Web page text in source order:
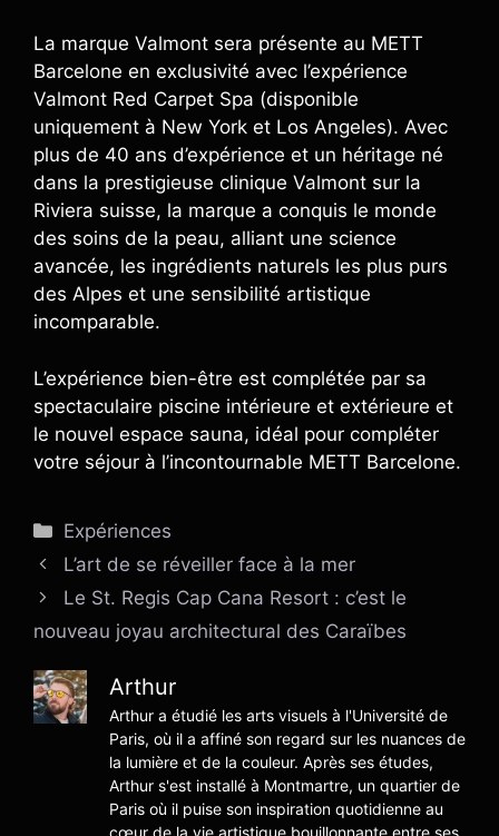
La marque Valmont sera présente au METT
Barcelone en exclusivité avec l’expérience
Valmont Red Carpet Spa (disponible
uniquement à New York et Los Angeles). Avec
plus de 40 ans d’expérience et un héritage né
dans la prestigieuse clinique Valmont sur la
Riviera suisse, la marque a conquis le monde
des soins de la peau, alliant une science
avancée, les ingrédients naturels les plus purs
des Alpes et une sensibilité artistique
incomparable.
L’expérience bien-être est complétée par sa
spectaculaire piscine intérieure et extérieure et
le nouvel espace sauna, idéal pour compléter
votre séjour à l’incontournable METT Barcelone.
Catégories
Expériences
L’art de se réveiller face à la mer
Le St. Regis Cap Cana Resort : c’est le
nouveau joyau architectural des Caraïbes
Arthur
Arthur a étudié les arts visuels à l'Université de
Paris, où il a affiné son regard sur les nuances de
la lumière et de la couleur. Après ses études,
Arthur s'est installé à Montmartre, un quartier de
Paris où il puise son inspiration quotidienne au
cœur de la vie artistique bouillonnante entre ses